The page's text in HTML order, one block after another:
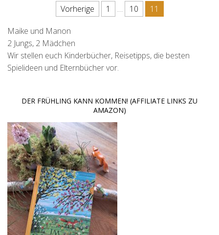
Seitennummerierung der
Vorherige 1 … 10 11
Maike und Manon
2 Jungs, 2 Mädchen
Wir stellen euch Kinderbücher, Reisetipps, die besten
Spielideen und Elternbücher vor.
DER FRÜHLING KANN KOMMEN! (AFFILIATE LINKS ZU
AMAZON)